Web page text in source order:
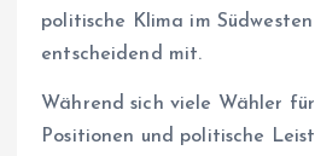
politische Klima im
entscheidend mit.
Während sich viele Wähler
Positionen und politische